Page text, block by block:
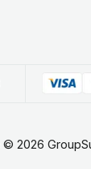
© 2026